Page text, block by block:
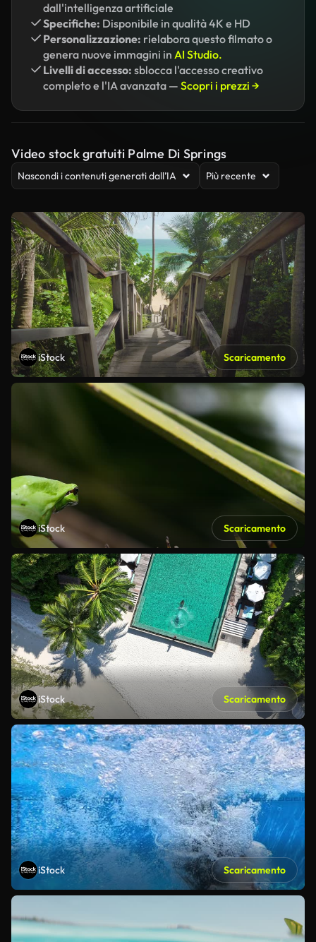
dall'intelligenza artificiale
Specifiche: Disponibile in qualità 4K e HD
Personalizzazione: rielabora questo filmato o
genera nuove immagini in AI Studio.
Livelli di accesso: sblocca l'accesso creativo
completo e l'IA avanzata — Scopri i prezzi →
Video stock gratuiti Palme Di Springs
Nascondi i contenuti generati dall’IA Più recente
iStock Scaricamento
iStock Scaricamento
iStock Scaricamento
iStock Scaricamento